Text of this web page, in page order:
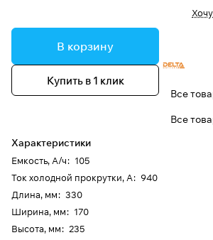
В корзину
Купить в 1 клик
Характеристики
Емкость, А/ч: 105
Ток холодной прокрутки, А: 940
Длина, мм: 330
Ширина, мм: 170
Высота, мм: 235
Все
Все